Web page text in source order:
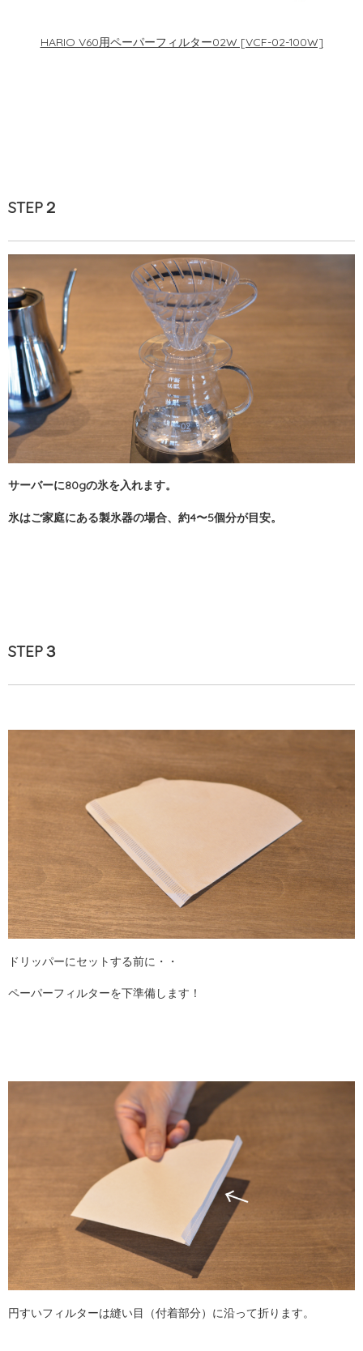
HARIO V60用ペーパーフィルター02W [VCF-02-100W]
STEP２
サーバーに80gの氷を入れます。
氷はご家庭にある製氷器の場合、約4〜5個分が目安。
STEP３
ドリッパーにセットする前に・・
ペーパーフィルターを下準備します！
円すいフィルターは縫い目（付着部分）に沿って折ります。